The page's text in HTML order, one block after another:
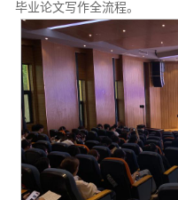
毕业论文写作全流程。